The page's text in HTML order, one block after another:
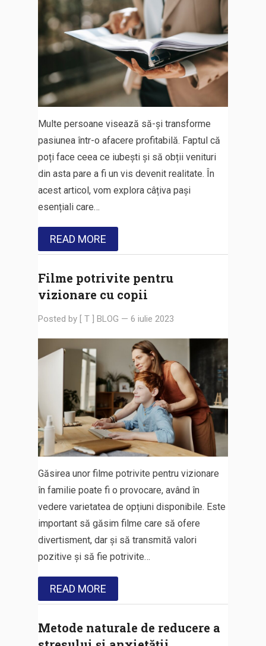
Multe persoane visează să-și transforme
pasiunea într-o afacere profitabilă. Faptul că
poți face ceea ce iubești și să obții venituri
din asta pare a fi un vis devenit realitate. În
acest articol, vom explora câțiva pași
esențiali care…
READ MORE
Filme potrivite pentru
vizionare cu copii
Posted by [ T ] BLOG — 6 iulie 2023
Găsirea unor filme potrivite pentru vizionare
în familie poate fi o provocare, având în
vedere varietatea de opțiuni disponibile. Este
important să găsim filme care să ofere
divertisment, dar și să transmită valori
pozitive și să fie potrivite…
READ MORE
Metode naturale de reducere a